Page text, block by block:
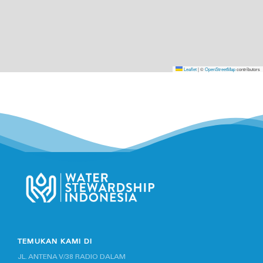
Leaflet|©OpenStreetMapcontributors
TEMUKAN KAMI DI
JL. ANTENA V/38 RADIO DALAM